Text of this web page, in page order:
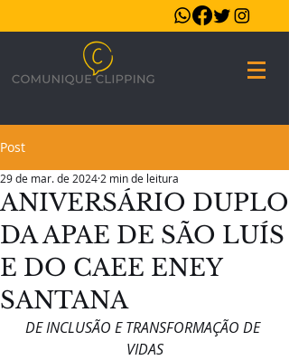
Post
ANIVERSÁRIO DUPLO
DA APAE DE SÃO LUÍS
E DO CAEE ENEY
SANTANA
29 de mar. de 2024 2 min de leitura
DE INCLUSÃO E TRANSFORMAÇÃO DE
VIDAS